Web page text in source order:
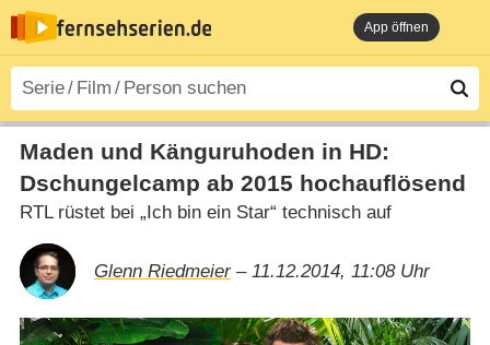
App öffnen
Maden und Känguruhoden in HD:
Dschungelcamp ab 2015 hochauflösend
RTL rüstet bei „Ich bin ein Star“ technisch auf
Glenn Riedmeier– 11.12.2014, 11:08 Uhr